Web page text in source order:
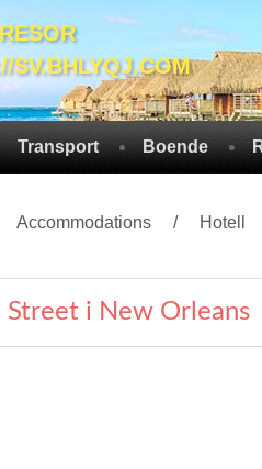
RESOR
SV.BHLYQJ.COM
Transport Boende
Accommodations Hotell
i New Orleans